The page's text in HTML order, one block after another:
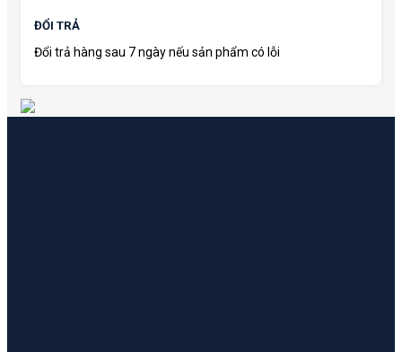
ĐỔI TRẢ
Đổi trả hàng sau 7 ngày nếu sản phẩm có lỗi